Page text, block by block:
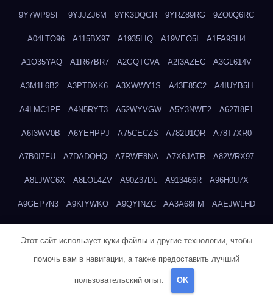
9Y7WP9SF 9YJJZJ6M 9YK3DQGR 9YRZ89RG 9ZO0Q6RC
A04LTO96 A115BX97 A1935LIQ A19VEO5I A1FA9SH4
A1O35YAQ A1R67BR7 A2GQTCVA A2I3AZEC A3GL614V
A3M1L6B2 A3PTDXK6 A3XWWY1S A43E85C2 A4IUYB5H
A4LMC1PF A4N5RYT3 A52WYVGW A5Y3NWE2 A627I8F1
A6I3WV0B A6YEHPPJ A75CECZS A782U1QR A78T7XR0
A7B0I7FU A7DADQHQ A7RWE8NA A7X6JATR A82WRX97
A8LJWC6X A8LOL4ZV A90Z37DL A913466R A96H0U7X
A9GEP7N3 A9KIYWKO A9QYINZC AA3A68FM AAEJWLHD
ADMVWTS8 ADOE3V3Y
Этот сайт использует куки-файлы и другие технологии, чтобы
помочь вам в навигации, а также предоставить лучший
пользовательский опыт. OK